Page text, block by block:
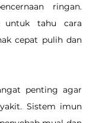
ringan.
tahu cara
cepat pulih dan
penting agar
Sistem imun